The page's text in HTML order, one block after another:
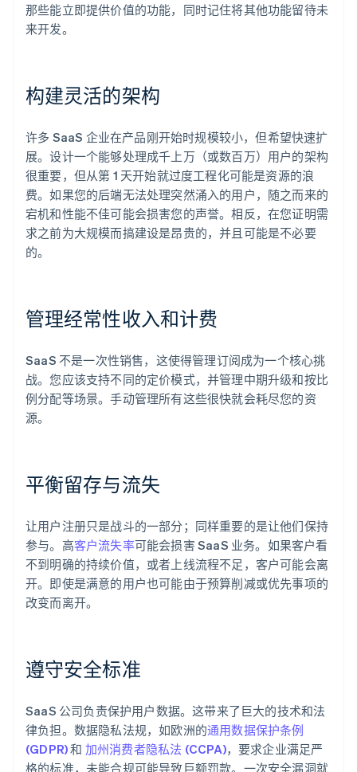
那些能立即提供价值的功能，同时记住将其他功能留待未
来开发。
构建灵活的架构
许多 SaaS 企业在产品刚开始时规模较小，但希望快速扩
展。设计一个能够处理成千上万（或数百万）用户的架构
很重要，但从第 1 天开始就过度工程化可能是资源的浪
费。如果您的后端无法处理突然涌入的用户，随之而来的
宕机和性能不佳可能会损害您的声誉。相反，在您证明需
求之前为大规模而搞建设是昂贵的，并且可能是不必要
的。
管理经常性收入和计费
SaaS 不是一次性销售，这使得管理订阅成为一个核心挑
战。您应该支持不同的定价模式，并管理中期升级和按比
例分配等场景。手动管理所有这些很快就会耗尽您的资
源。
平衡留存与流失
让用户注册只是战斗的一部分；同样重要的是让他们保持
参与。高客户流失率可能会损害 SaaS 业务。如果客户看
不到明确的持续价值，或者上线流程不足，客户可能会离
开。即使是满意的用户也可能由于预算削减或优先事项的
改变而离开。
遵守安全标准
SaaS 公司负责保护用户数据。这带来了巨大的技术和法
律负担。数据隐私法规，如欧洲的通用数据保护条例
(GDPR)和 加州消费者隐私法 (CCPA)，要求企业满足严
格的标准，未能合规可能导致巨额罚款。一次安全漏洞就